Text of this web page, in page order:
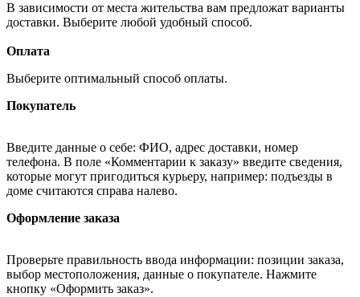
В зависимости от места жительства вам предложат варианты
доставки. Выберите любой удобный способ.
Оплата
Выберите оптимальный способ оплаты.
Покупатель
Введите данные о себе: ФИО, адрес доставки, номер
телефона. В поле «Комментарии к заказу» введите сведения,
которые могут пригодиться курьеру, например: подъезды в
доме считаются справа налево.
Оформление заказа
Проверьте правильность ввода информации: позиции заказа,
выбор местоположения, данные о покупателе. Нажмите
кнопку «Оформить заказ».